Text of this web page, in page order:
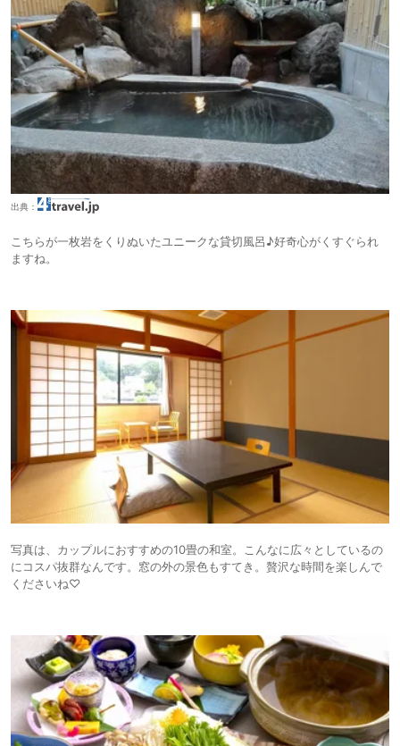
出典：
こちらが一枚岩をくりぬいたユニークな貸切風呂♪好奇心がくすぐられ
ますね。
写真は、カップルにおすすめの10畳の和室。こんなに広々としているの
にコスパ抜群なんです。窓の外の景色もすてき。贅沢な時間を楽しんで
くださいね♡